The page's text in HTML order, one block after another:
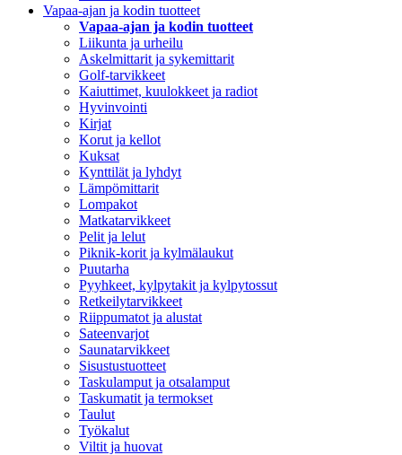
Vapaa-ajan ja kodin tuotteet
Vapaa-ajan ja kodin tuotteet
Liikunta ja urheilu
Askelmittarit ja sykemittarit
Golf-tarvikkeet
Kaiuttimet, kuulokkeet ja radiot
Hyvinvointi
Kirjat
Korut ja kellot
Kuksat
Kynttilät ja lyhdyt
Lämpömittarit
Lompakot
Matkatarvikkeet
Pelit ja lelut
Piknik-korit ja kylmälaukut
Puutarha
Pyyhkeet, kylpytakit ja kylpytossut
Retkeilytarvikkeet
Riippumatot ja alustat
Sateenvarjot
Saunatarvikkeet
Sisustustuotteet
Taskulamput ja otsalamput
Taskumatit ja termokset
Taulut
Työkalut
Viltit ja huovat